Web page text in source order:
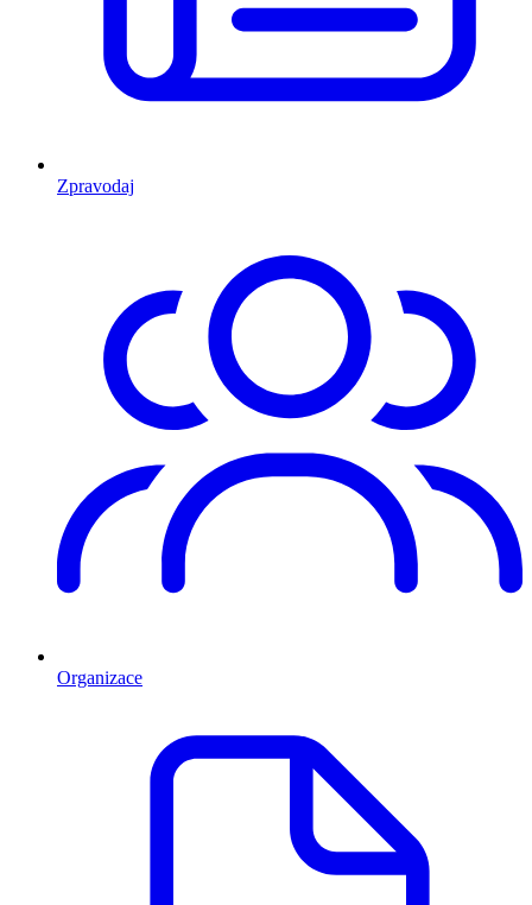
Zpravodaj
Organizace